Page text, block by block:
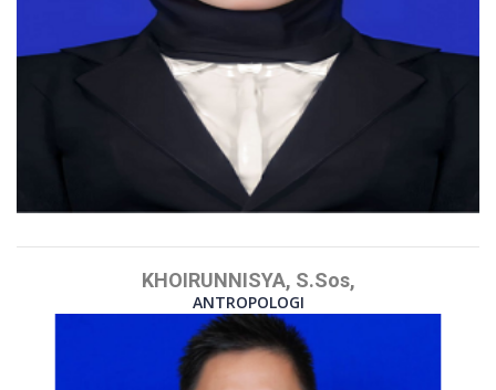
KHOIRUNNISYA, S.Sos,
ANTROPOLOGI